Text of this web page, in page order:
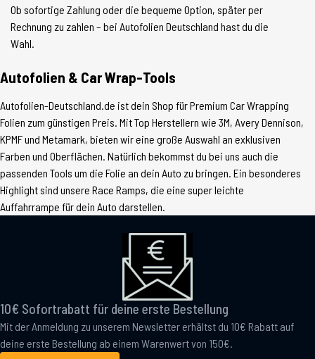
Ob sofortige Zahlung oder die bequeme Option, später per
Rechnung zu zahlen – bei Autofolien Deutschland hast du die
Wahl.
Autofolien & Car Wrap-Tools
Autofolien-Deutschland.de ist dein Shop für Premium Car Wrapping
Folien zum günstigen Preis. Mit Top Herstellern wie 3M, Avery Dennison,
KPMF und Metamark, bieten wir eine große Auswahl an exklusiven
Farben und Oberflächen. Natürlich bekommst du bei uns auch die
passenden Tools um die Folie an dein Auto zu bringen. Ein besonderes
Highlight sind unsere Race Ramps, die eine super leichte
Auffahrrampe für dein Auto darstellen.
10€ Sofortrabatt für deine erste Bestellung
Mit der Anmeldung zu unserem Newsletter erhältst du 10€ Rabatt auf
deine erste Bestellung ab einem Warenwert von 150€.